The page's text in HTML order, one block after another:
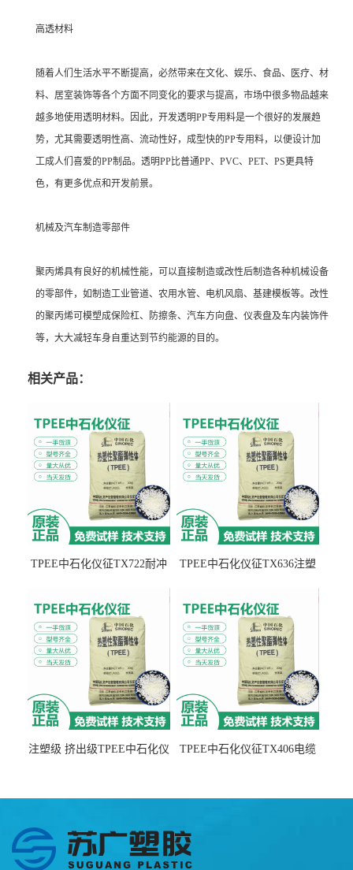
高透材料
随着人们生活水平不断提高，必然带来在文化、娱乐、食品、医疗、材
料、居室装饰等各个方面不同变化的要求与提高，市场中很多物品越来
越多地使用透明材料。因此，开发透明PP专用料是一个很好的发展趋
势，尤其需要透明性高、流动性好，成型快的PP专用料，以便设计加
工成人们喜爱的PP制品。透明PP比普通PP、PVC、PET、PS更具特
色，有更多优点和开发前景。
机械及汽车制造零部件
聚丙烯具有良好的机械性能，可以直接制造或改性后制造各种机械设备
的零部件，如制造工业管道、农用水管、电机风扇、基建模板等。改性
的聚丙烯可模塑成保险杠、防擦条、汽车方向盘、仪表盘及车内装饰件
等，大大减轻车身自重达到节约能源的目的。
相关产品：
TPEE中石化仪征TX722耐冲
TPEE中石化仪征TX636注塑
注塑级 挤出级TPEE中石化仪
TPEE中石化仪征TX406电缆